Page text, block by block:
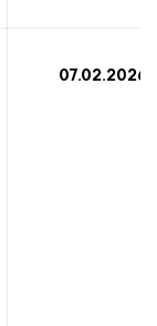
07.02.2026